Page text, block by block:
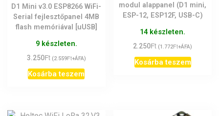
D1 Mini v3.0 ESP8266 WiFi-
Serial fejlesztőpanel 4MB
flash memóriával [uUSB]
9 készleten.
3.250Ft (2.559Ft+ÁFA)
Kosárba teszem
modul alappanel (D1 mini,
ESP-12, ESP12F, USB-C)
14 készleten.
2.250Ft (1.772Ft+ÁFA)
Kosárba teszem